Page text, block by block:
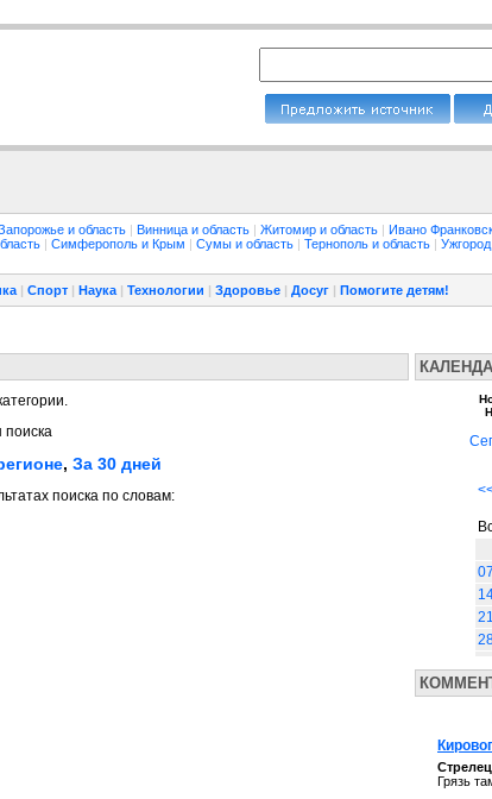
и область | Винница и область | Житомир и область | Ивано
| Симферополь и Крым | Сумы и область | Тернополь и область |
| Спорт | Наука | Технологии | Здоровье | Досуг | Помогите детям!
, За 30 дней
поиска по словам:
07
21
Грязь